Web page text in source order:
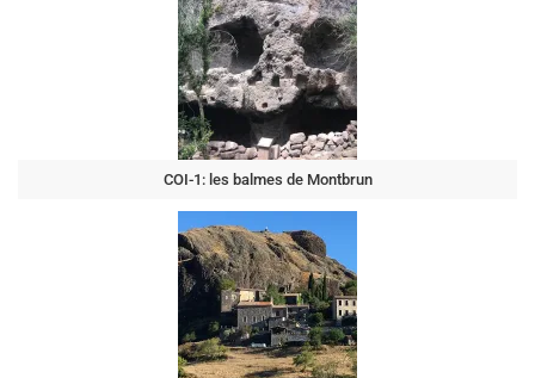
COI-1: les balmes de Montbrun